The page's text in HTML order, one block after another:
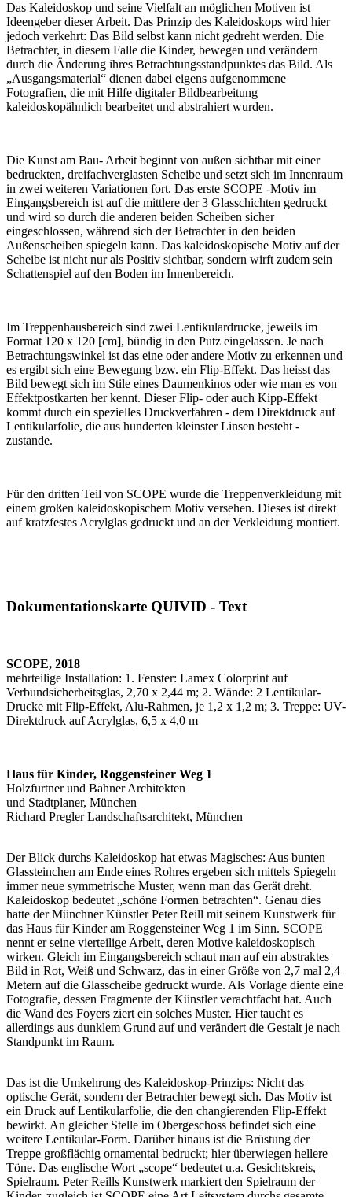
Das Kaleidoskop und seine Vielfalt an möglichen Motiven ist
Ideengeber dieser Arbeit. Das Prinzip des Kaleidoskops wird hier
jedoch verkehrt: Das Bild selbst kann nicht gedreht werden. Die
Betrachter, in diesem Falle die Kinder, bewegen und verändern
durch die Änderung ihres Betrachtungsstandpunktes das Bild. Als
„Ausgangsmaterial“ dienen dabei eigens aufgenommene
Fotografien, die mit Hilfe digitaler Bildbearbeitung
kaleidoskopähnlich bearbeitet und abstrahiert wurden.
Die Kunst am Bau- Arbeit beginnt von außen sichtbar mit einer
bedruckten, dreifachverglasten Scheibe und setzt sich im Innenraum
in zwei weiteren Variationen fort. Das erste SCOPE -Motiv im
Eingangsbereich ist auf die mittlere der 3 Glasschichten gedruckt
und wird so durch die anderen beiden Scheiben sicher
eingeschlossen, während sich der Betrachter in den beiden
Außenscheiben spiegeln kann. Das kaleidoskopische Motiv auf der
Scheibe ist nicht nur als Positiv sichtbar, sondern wirft zudem sein
Schattenspiel auf den Boden im Innenbereich.
Im Treppenhausbereich sind zwei Lentikulardrucke, jeweils im
Format 120 x 120 [cm], bündig in den Putz eingelassen. Je nach
Betrachtungswinkel ist das eine oder andere Motiv zu erkennen und
es ergibt sich eine Bewegung bzw. ein Flip-Effekt. Das heisst das
Bild bewegt sich im Stile eines Daumenkinos oder wie man es von
Effektpostkarten her kennt. Dieser Flip- oder auch Kipp-Effekt
kommt durch ein spezielles Druckverfahren - dem Direktdruck auf
Lentikularfolie, die aus hunderten kleinster Linsen besteht -
zustande.
Für den dritten Teil von SCOPE wurde die Treppenverkleidung mit
einem großen kaleidoskopischem Motiv versehen. Dieses ist direkt
auf kratzfestes Acrylglas gedruckt und an der Verkleidung montiert.
Dokumentationskarte QUIVID - Text
SCOPE, 2018
mehrteilige Installation: 1. Fenster: Lamex Colorprint auf
Verbundsicherheitsglas, 2,70 x 2,44 m; 2. Wände: 2 Lentikular-
Drucke mit Flip-Effekt, Alu-Rahmen, je 1,2 x 1,2 m; 3. Treppe: UV-
Direktdruck auf Acrylglas, 6,5 x 4,0 m
Haus für Kinder, Roggensteiner Weg 1
Holzfurtner und Bahner Architekten
und Stadtplaner, München
Richard Pregler Landschaftsarchitekt, München
Der Blick durchs Kaleidoskop hat etwas Magisches: Aus bunten
Glassteinchen am Ende eines Rohres ergeben sich mittels Spiegeln
immer neue symmetrische Muster, wenn man das Gerät dreht.
Kaleidoskop bedeutet „schöne Formen betrachten“. Genau dies
hatte der Münchner Künstler Peter Reill mit seinem Kunstwerk für
das Haus für Kinder am Roggensteiner Weg 1 im Sinn. SCOPE
nennt er seine vierteilige Arbeit, deren Motive kaleidoskopisch
wirken. Gleich im Eingangsbereich schaut man auf ein abstraktes
Bild in Rot, Weiß und Schwarz, das in einer Größe von 2,7 mal 2,4
Metern auf die Glasscheibe gedruckt wurde. Als Vorlage diente eine
Fotografie, dessen Fragmente der Künstler verachtfacht hat. Auch
die Wand des Foyers ziert ein solches Muster. Hier taucht es
allerdings aus dunklem Grund auf und verändert die Gestalt je nach
Standpunkt im Raum.
Das ist die Umkehrung des Kaleidoskop-Prinzips: Nicht das
optische Gerät, sondern der Betrachter bewegt sich. Das Motiv ist
ein Druck auf Lentikularfolie, die den changierenden Flip-Effekt
bewirkt. An gleicher Stelle im Obergeschoss befindet sich eine
weitere Lentikular-Form. Darüber hinaus ist die Brüstung der
Treppe großflächig ornamental bedruckt; hier überwiegen hellere
Töne. Das englische Wort „scope“ bedeutet u.a. Gesichtskreis,
Spielraum. Peter Reills Kunstwerk markiert den Spielraum der